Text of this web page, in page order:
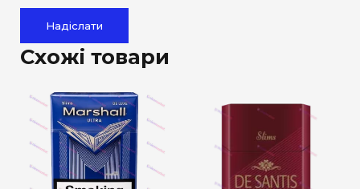
Надіслати
Схожі товари